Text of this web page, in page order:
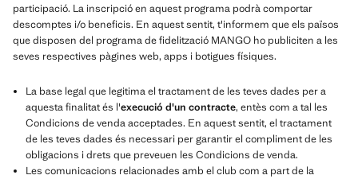
participació. La inscripció en aquest programa podrà comportar
descomptes i/o beneficis. En aquest sentit, t'informem que els països
que disposen del programa de fidelització MANGO ho publiciten a les
seves respectives pàgines web, apps i botigues físiques.
La base legal que legitima el tractament de les teves dades per a
aquesta finalitat és l'execució d'un contracte, entès com a tal les
Condicions de venda acceptades. En aquest sentit, el tractament
de les teves dades és necessari per garantir el compliment de les
obligacions i drets que preveuen les Condicions de venda.
Les comunicacions relacionades amb el club com a part de la